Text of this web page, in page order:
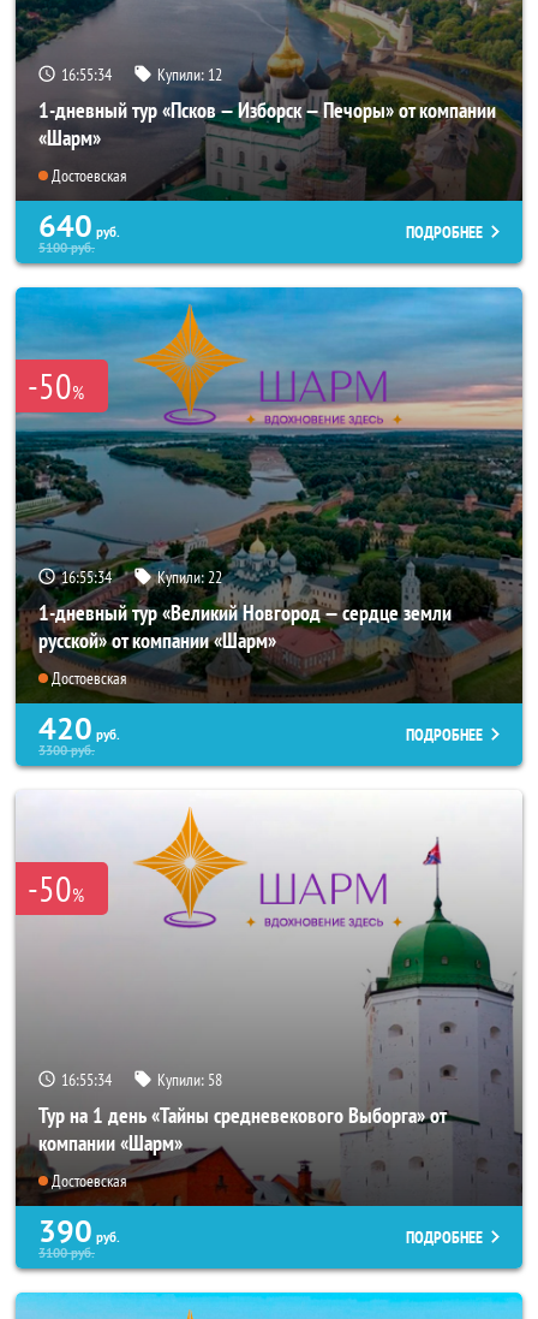
16:55:32 Купили: 12
1-дневный тур «Псков — Изборск — Печоры» от компании
«Шарм»
Достоевская
640 руб.
5100руб.
ПОДРОБНЕЕ
-50%
16:55:32 Купили: 22
1-дневный тур «Великий Новгород — сердце земли
русской» от компании «Шарм»
Достоевская
420 руб.
3300руб.
ПОДРОБНЕЕ
-50%
16:55:32 Купили: 58
Тур на 1 день «Тайны средневекового Выборга» от
компании «Шарм»
Достоевская
390 руб.
3100руб.
ПОДРОБНЕЕ